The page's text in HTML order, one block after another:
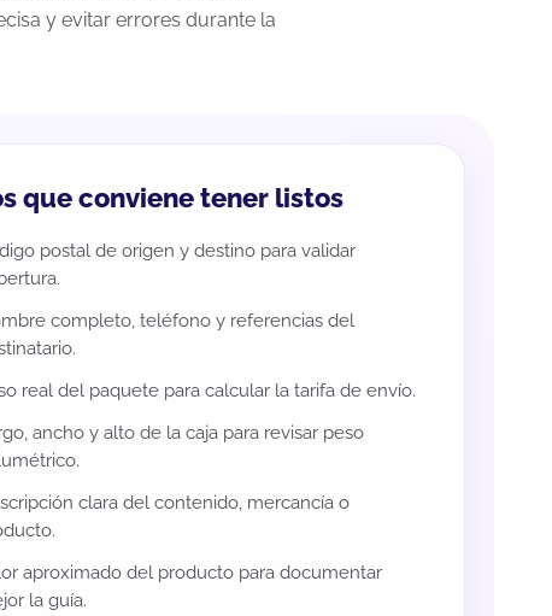
y evitar errores durante la
que conviene tener listos
postal de origen y destino para validar
completo, teléfono y referencias del
real del paquete para calcular la tarifa de envío.
ancho y alto de la caja para revisar peso
clara del contenido, mercancía o
aproximado del producto para documentar
la guía.